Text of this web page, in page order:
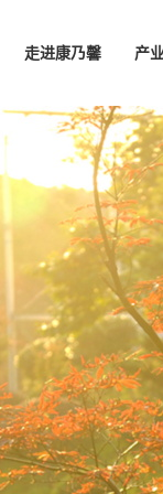
走进康乃馨 产